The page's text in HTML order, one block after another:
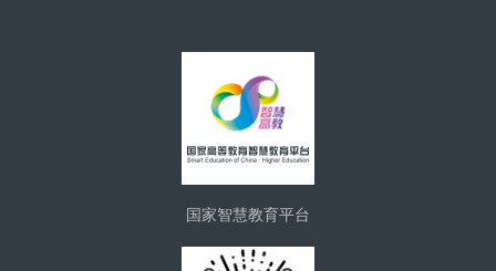
国家智慧教育平台